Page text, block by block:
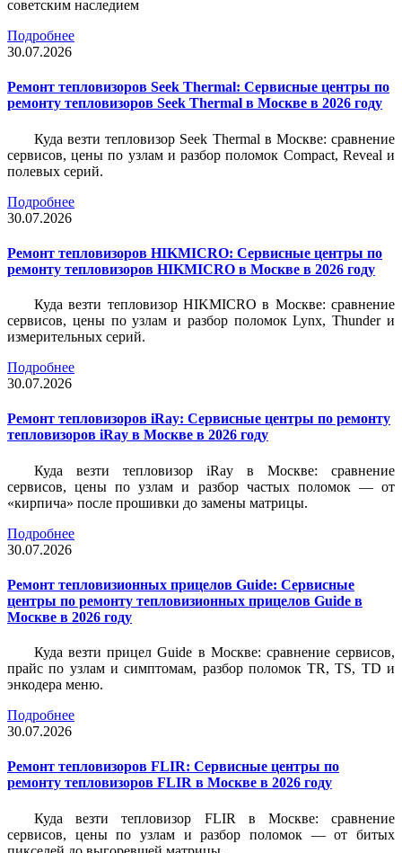
советским наследием
Подробнее
30.07.2026
Ремонт тепловизоров Seek Thermal: Сервисные центры по
ремонту тепловизоров Seek Thermal в Москве в 2026 году
Куда везти тепловизор Seek Thermal в Москве: сравнение
сервисов, цены по узлам и разбор поломок Compact, Reveal и
полевых серий.
Подробнее
30.07.2026
Ремонт тепловизоров HIKMICRO: Сервисные центры по
ремонту тепловизоров HIKMICRO в Москве в 2026 году
Куда везти тепловизор HIKMICRO в Москве: сравнение
сервисов, цены по узлам и разбор поломок Lynx, Thunder и
измерительных серий.
Подробнее
30.07.2026
Ремонт тепловизоров iRay: Сервисные центры по ремонту
тепловизоров iRay в Москве в 2026 году
Куда везти тепловизор iRay в Москве: сравнение
сервисов, цены по узлам и разбор частых поломок — от
«кирпича» после прошивки до замены матрицы.
Подробнее
30.07.2026
Ремонт тепловизионных прицелов Guide: Сервисные
центры по ремонту тепловизионных прицелов Guide в
Москве в 2026 году
Куда везти прицел Guide в Москве: сравнение сервисов,
прайс по узлам и симптомам, разбор поломок TR, TS, TD и
энкодера меню.
Подробнее
30.07.2026
Ремонт тепловизоров FLIR: Сервисные центры по
ремонту тепловизоров FLIR в Москве в 2026 году
Куда везти тепловизор FLIR в Москве: сравнение
сервисов, цены по узлам и разбор поломок — от битых